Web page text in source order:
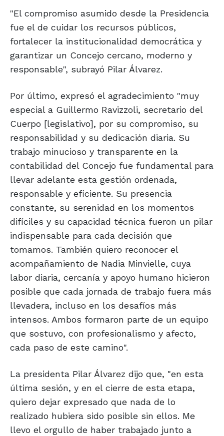
"El compromiso asumido desde la Presidencia
fue el de cuidar los recursos públicos,
fortalecer la institucionalidad democrática y
garantizar un Concejo cercano, moderno y
responsable", subrayó Pilar Álvarez.
Por último, expresó el agradecimiento "muy
especial a Guillermo Ravizzoli, secretario del
Cuerpo [legislativo], por su compromiso, su
responsabilidad y su dedicación diaria. Su
trabajo minucioso y transparente en la
contabilidad del Concejo fue fundamental para
llevar adelante esta gestión ordenada,
responsable y eficiente. Su presencia
constante, su serenidad en los momentos
difíciles y su capacidad técnica fueron un pilar
indispensable para cada decisión que
tomamos. También quiero reconocer el
acompañamiento de Nadia Minvielle, cuya
labor diaria, cercanía y apoyo humano hicieron
posible que cada jornada de trabajo fuera más
llevadera, incluso en los desafíos más
intensos. Ambos formaron parte de un equipo
que sostuvo, con profesionalismo y afecto,
cada paso de este camino".
La presidenta Pilar Álvarez dijo que, "en esta
última sesión, y en el cierre de esta etapa,
quiero dejar expresado que nada de lo
realizado hubiera sido posible sin ellos. Me
llevo el orgullo de haber trabajado junto a